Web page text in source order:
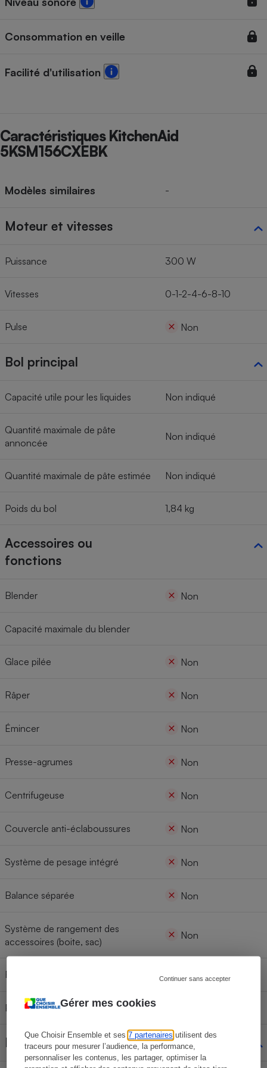
Gérer mes cookies
Que Choisir Ensemble et ses7 partenaires utilisent des
traceurs pour mesurer l’audience, la performance,
personnaliser les contenus, les partager, optimiser la
Continuer sans accepter
Consommation en veille
Facilité d'utilisation
Caractéristiques KitchenAid
5KSM156CXEBK
Modèles similaires -
Moteur et vitesses
Puissance 300 W
Vitesses 0-1-2-4-6-8-10
Pulse Non
Bol principal
Capacité utile pour les liquides Non indiqué
Quantité maximale de pâte
annoncée
Non indiqué
Quantité maximale de pâte estimée Non indiqué
Poids du bol 1,84 kg
Accessoires ou
fonctions
Blender Non
Capacité maximale du blender
Glace pilée Non
Râper Non
Émincer Non
Presse-agrumes Non
Centrifugeuse Non
Couvercle anti-éclaboussures Non
Système de pesage intégré Non
Balance séparée Non
Système de rangement des
accessoires (boite, sac)
Non
Recettes fournies Non
Pieds antidérapants
Dimensions et poids